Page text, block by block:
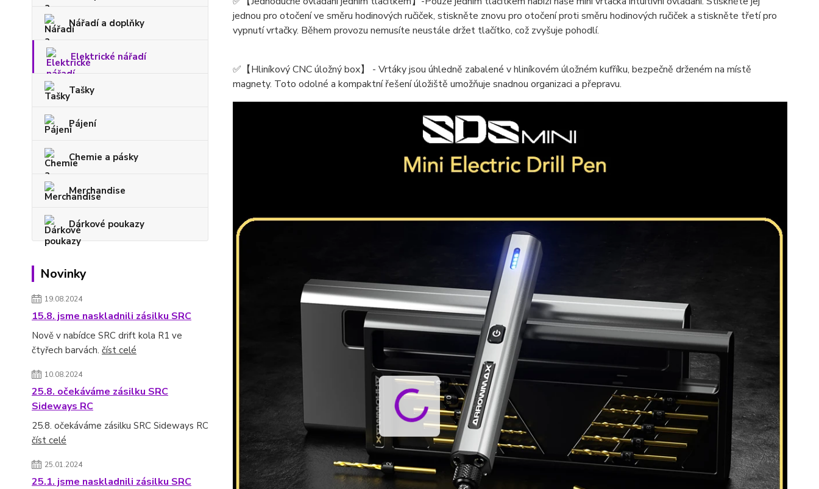
Nářadí a doplňky
Elektrické nářadí
Tašky
Pájení
Chemie a pásky
Merchandise
Dárkové poukazy
Novinky
19.08.2024
15.8. jsme naskladnili zásilku SRC
Nově v nabídce SRC drift kola R1 ve
čtyřech barvách. číst celé
10.08.2024
25.8. očekáváme zásilku SRC
Sideways RC
25.8. očekáváme zásilku SRC Sideways RC
číst celé
25.01.2024
25.1. jsme naskladnili zásilku SRC
jednou pro otočení ve směru hodinových ručiček, stiskněte znovu pro otočení proti směru hodinových ručiček a stiskněte třetí pro
vypnutí vrtačky. Během provozu nemusíte neustále držet tlačítko, což zvyšuje pohodlí.
✅【Hliníkový CNC úložný box】 - Vrtáky jsou úhledně zabalené v hliníkovém úložném kufříku, bezpečně drženém na místě
magnety. Toto odolné a kompaktní řešení úložiště umožňuje snadnou organizaci a přepravu.